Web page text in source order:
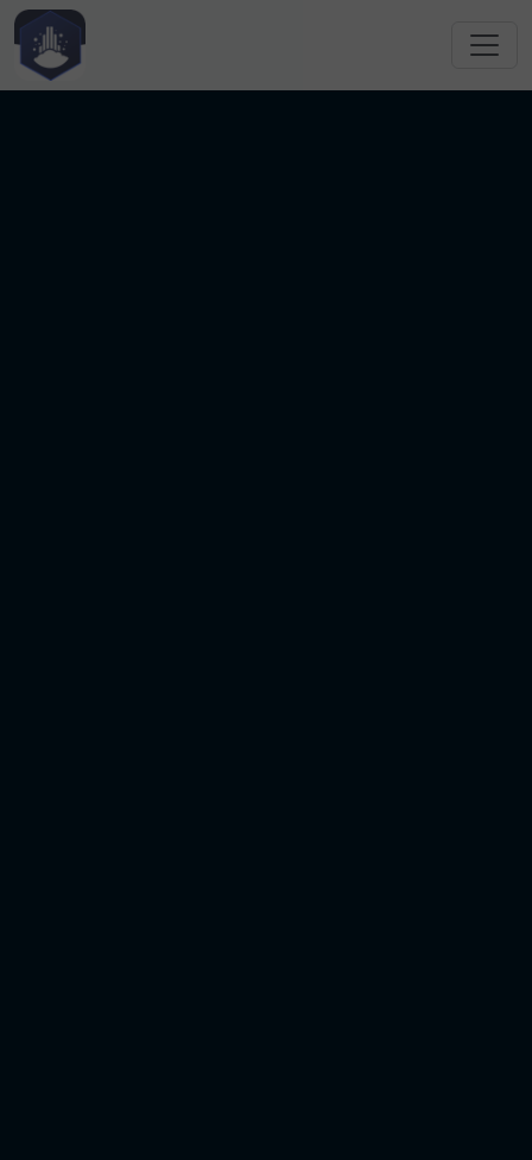
跳转到主要内容